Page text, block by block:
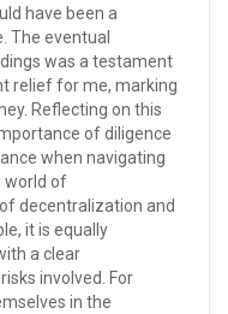
have been a
The eventual
was a testament
relief for me, marking
Reflecting on this
of diligence
when navigating
world of
decentralization and
it is equally
a clear
involved. For
in the